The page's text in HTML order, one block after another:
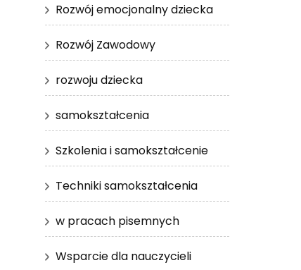
Rozwój emocjonalny dziecka
Rozwój Zawodowy
rozwoju dziecka
samokształcenia
Szkolenia i samokształcenie
Techniki samokształcenia
w pracach pisemnych
Wsparcie dla nauczycieli